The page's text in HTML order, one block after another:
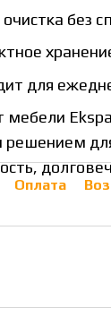
очистка без
для
мебели
решением
Оплата